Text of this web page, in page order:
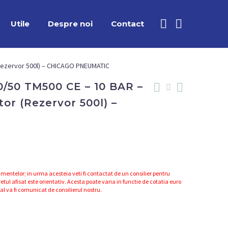
Utile Despre noi Contact
500l) – CHICAGO PNEUMATIC
50 TM500 CE – 10 BAR –
(Rezervor 500l) –
in urma acesteia veti fi contactat de un consilier pentru
afisat este orientativ. Acesta poate varia in functie de cotatia euro
va fi comunicat de consilierul nostru.